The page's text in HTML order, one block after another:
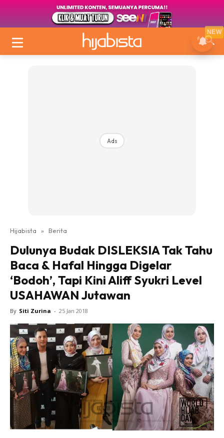
Ads
Hijabista » Berita
Dulunya Budak DISLEKSIA Tak Tahu
Baca & Hafal Hingga Digelar
‘Bodoh’, Tapi Kini Aliff Syukri Level
USAHAWAN Jutawan
By Siti Zurina - 25 Jan 2018
NEW